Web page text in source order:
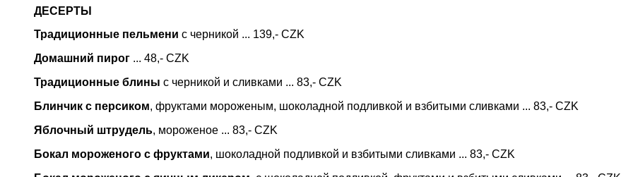
ДЕСЕРТЫ
Традиционные пельмени с черникой ... 139,- CZK
Домашний пирог ... 48,- CZK
Традиционные блины с черникой и сливками ... 83,- CZK
Блинчик с персиком, фруктами мороженым, шоколадной подливкой и взбитыми сливками ... 83,- CZK
Яблочный штрудель, мороженое ... 83,- CZK
Бокал мороженого с фруктами, шоколадной подливкой и взбитыми сливками ... 83,- CZK